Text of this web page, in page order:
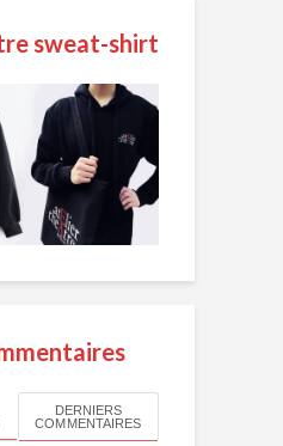
sweat-shirt
DERNIERS
COMMENTAIRES